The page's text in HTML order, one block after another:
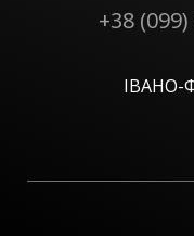
+38
ІВАНО-